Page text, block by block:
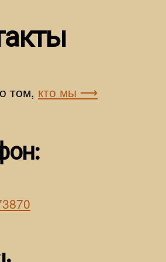
том, кто мы ⟶